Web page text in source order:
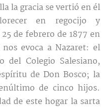
la gracia se vertió en él
en regocijo y
de febrero de 1877 en
evoca a Nazaret: el
del Colegio Salesiano,
de Don Bosco; la
de cinco hijos.
de este hogar la sarta